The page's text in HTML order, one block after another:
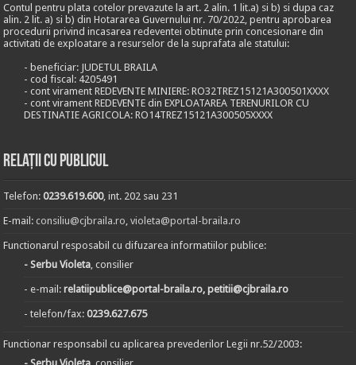
Contul pentru plata cotelor prevazute la art. 2 alin. 1 lit.a) si b) si dupa caz
alin. 2 lit. a) si b) din Hotararea Guvernului nr. 70/2022, pentru aprobarea
procedurii privind incasarea redeventei obtinute prin concesionare din
activitati de exploatare a resurselor de la suprafata ale statului:
- beneficiar: JUDETUL BRAILA
- cod fiscal: 4205491
- cont virament REDEVENTE MINIERE: RO32TREZ15121A300501XXXX
- cont virament REDEVENTE din EXPLOATAREA TERENURILOR CU
DESTINATIE AGRICOLA: RO14TREZ15121A300505XXXX
Relații cu publicul
Telefon:0239.619.600, int. 202 sau 231
E-mail:consiliu@cjbraila.ro,violeta@portal-braila.ro
Functionarul resposabil cu difuzarea informatiilor publice:
- Serbu Violeta, consilier
- e-mail:relatiipublice@portal-braila.ro, petitii@cjbraila.ro
- telefon/fax:0239.627.675
Functionar responsabil cu aplicarea prevederilor Legii nr.52/2003: